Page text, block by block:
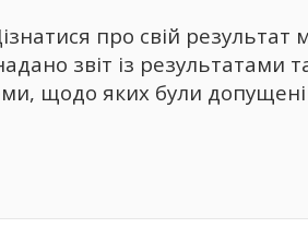
про свій результат
звіт із результатами
щодо яких були